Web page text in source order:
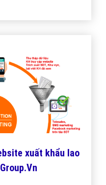
xuất khẩu lao